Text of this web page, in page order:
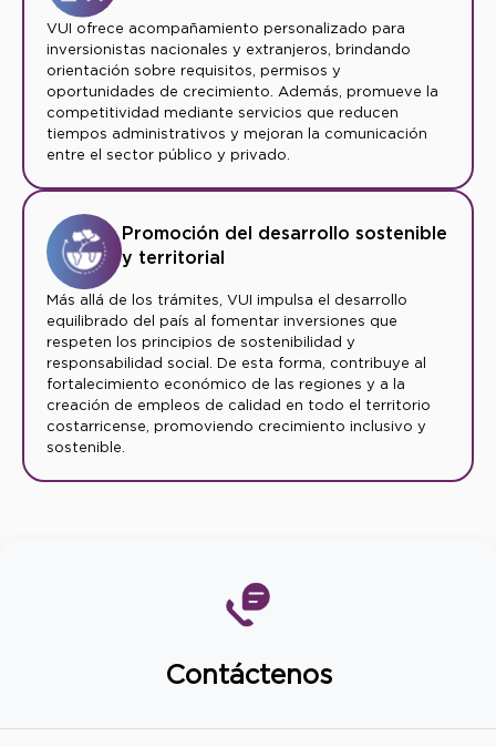
VUI ofrece acompañamiento personalizado para
inversionistas nacionales y extranjeros, brindando
orientación sobre requisitos, permisos y
oportunidades de crecimiento. Además, promueve la
competitividad mediante servicios que reducen
tiempos administrativos y mejoran la comunicación
entre el sector público y privado.
Promoción del desarrollo sostenible
y territorial
Más allá de los trámites, VUI impulsa el desarrollo
equilibrado del país al fomentar inversiones que
respeten los principios de sostenibilidad y
responsabilidad social. De esta forma, contribuye al
fortalecimiento económico de las regiones y a la
creación de empleos de calidad en todo el territorio
costarricense, promoviendo crecimiento inclusivo y
sostenible.
Contáctenos